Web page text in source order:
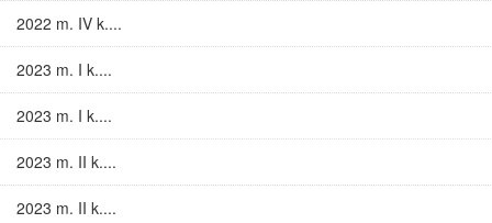
2022 m. IV k....
2023 m. I k....
2023 m. I k....
2023 m. II k....
2023 m. II k....